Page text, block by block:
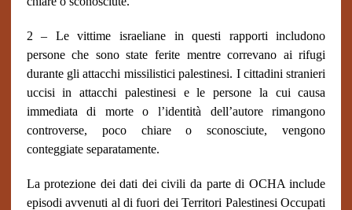
2 – Le vittime israeliane in questi rapporti includono
persone che sono state ferite mentre correvano ai rifugi
durante gli attacchi missilistici palestinesi. I cittadini stranieri
uccisi in attacchi palestinesi e le persone la cui causa
immediata di morte o l’identità dell’autore rimangono
controverse, poco chiare o sconosciute, vengono
conteggiate separatamente.
La protezione dei dati dei civili da parte di OCHA include
episodi avvenuti al di fuori dei Territori Palestinesi Occupati